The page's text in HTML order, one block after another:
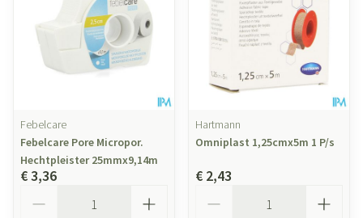
Febelcare
Febelcare Pore Micropor.
Hechtpleister 25mmx9,14m
€ 3,36
Hartmann
Omniplast 1,25cmx5m 1 P/s
€ 2,43